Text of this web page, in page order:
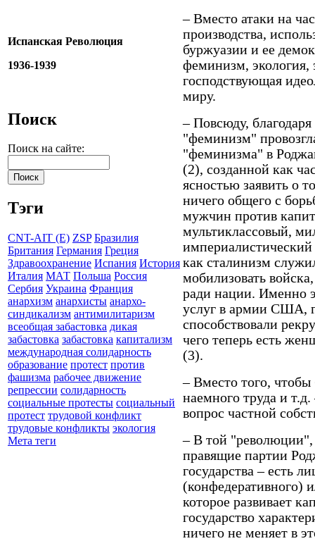
Испанская Революция
1936-1939
Поиск
Поиск на сайте:
Тэги
CNT-AIT (E) ZSP Бразилия
Британия Германия Греция
Здравоохранение Испания История
Италия МАТ Польша Россия
Сербия Украина Франция
анархизм анархисты анархо-
синдикализм антимилитаризм
всеобщая забастовка дикая
забастовка забастовка капитализм
международная солидарность
образование протест против
фашизма рабочее движение
репрессии солидарность
социальные протесты социальный
протест трудовой конфликт
трудовые конфликты экология
Мета теги
– Вместо атаки на
производства,
буржуазии и ее
феминизм, экология,
господствующая
миру.
– Повсюду,
"феминизм"
"феминизма" в
(2), созданной как
ясностью заявить о
ничего общего с
мужчин против
мультиклассовый,
как сталинизм
мобилизовать
ради нации. Именно
услуг в армии США,
способствовали
чего теперь есть
(3).
– Вместо того, чтобы
наемного труда и
вопрос частной
– В той
правящие партии
государства – есть
(конфедеративного)
которое развивает
государство
ничего не меняет в